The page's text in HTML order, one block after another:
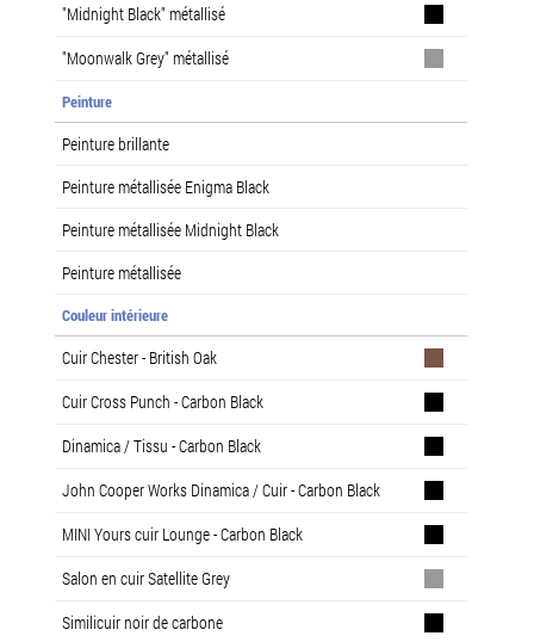
"Midnight Black" métallisé
"Moonwalk Grey" métallisé
Peinture
Peinture brillante
Peinture métallisée Enigma Black
Peinture métallisée Midnight Black
Peinture métallisée
Couleur intérieure
Cuir Chester - British Oak
Cuir Cross Punch - Carbon Black
Dinamica / Tissu - Carbon Black
John Cooper Works Dinamica / Cuir - Carbon Black
MINI Yours cuir Lounge - Carbon Black
Salon en cuir Satellite Grey
Similicuir noir de carbone